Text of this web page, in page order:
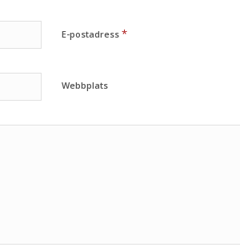
E-postadress *
Webbplats